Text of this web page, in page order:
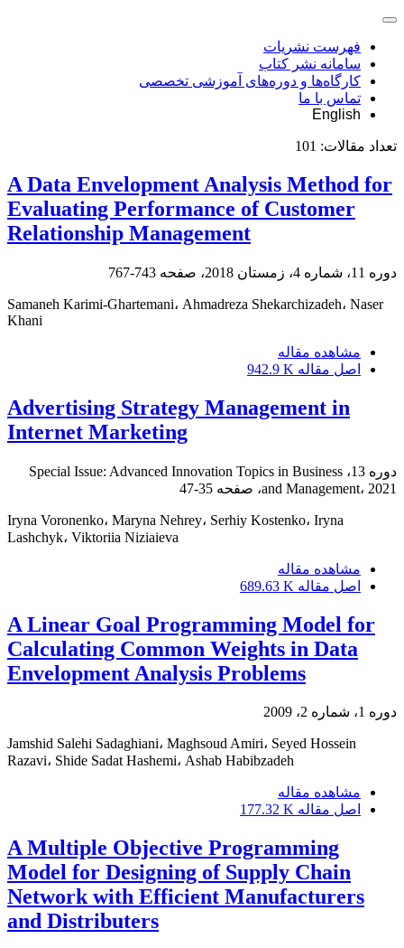
فهرست نشریات
سامانه نشر کتاب
کارگاه‌ها و دوره‌های آموزشی تخصصی
تماس با ما
English
تعداد مقالات: 101
A Data Envelopment Analysis Method for
Evaluating Performance of Customer
Relationship Management
دوره 11، شماره 4، زمستان 2018، صفحه 743-767
Samaneh Karimi-Ghartemani، Ahmadreza Shekarchizadeh، Naser
Khani
مشاهده مقاله
اصل مقاله 942.9 K
Advertising Strategy Management in
Internet Marketing
دوره 13، Special Issue: Advanced Innovation Topics in Business
and Management، 2021، صفحه
35-47
Iryna Voronenko، Maryna Nehrey، Serhiy Kostenko، Iryna
Lashchyk، Viktoriia Niziaieva
مشاهده مقاله
اصل مقاله 689.63 K
A Linear Goal Programming Model for
Calculating Common Weights in Data
Envelopment Analysis Problems
دوره 1، شماره 2، 2009
Jamshid Salehi Sadaghiani، Maghsoud Amiri، Seyed Hossein
Razavi، Shide Sadat Hashemi، Ashab Habibzadeh
مشاهده مقاله
اصل مقاله 177.32 K
A Multiple Objective Programming
Model for Designing of Supply Chain
Network with Efficient Manufacturers
and Distributers